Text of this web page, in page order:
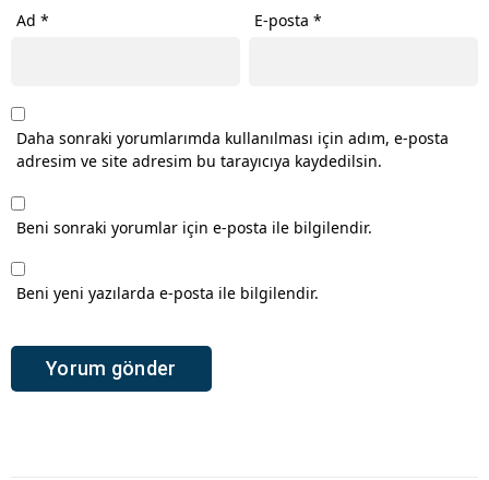
Ad * E-posta*
Daha sonraki yorumlarımda kullanılması için adım, e-posta
adresim ve site adresim bu tarayıcıya kaydedilsin.
Beni sonraki yorumlar için e-posta ile bilgilendir.
Beni yeni yazılarda e-posta ile bilgilendir.